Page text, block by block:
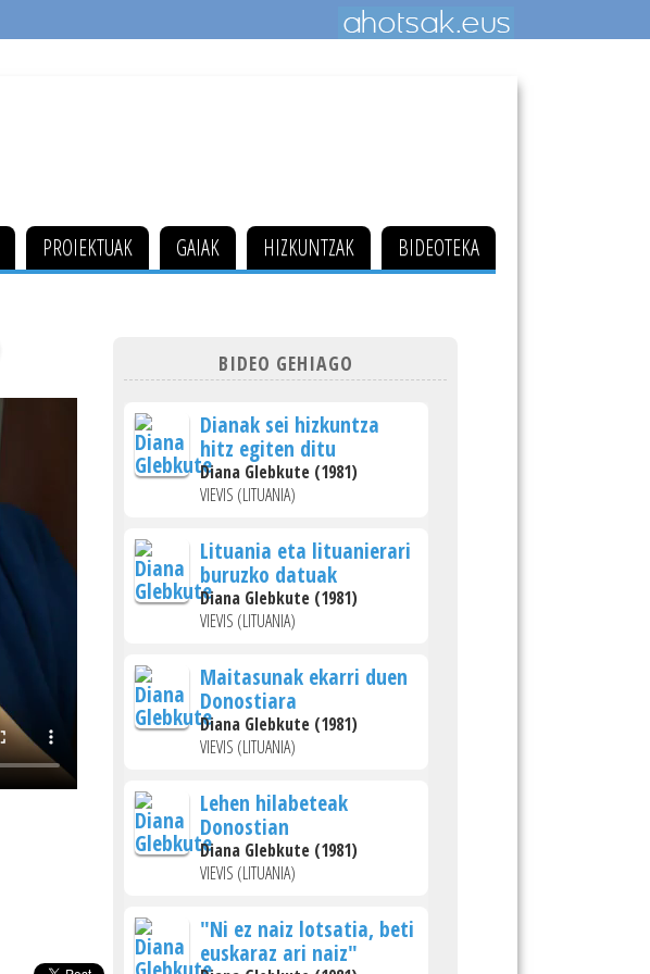
PROIEKTUAK GAIAK HIZKUNTZAK BIDEOTEKA
BIDEO GEHIAGO
Dianak sei hizkuntza
hitz egiten ditu
Diana Glebkute (1981)
VIEVIS (LITUANIA)
Lituania eta lituanierari
buruzko datuak
Diana Glebkute (1981)
VIEVIS (LITUANIA)
Maitasunak ekarri duen
Donostiara
Diana Glebkute (1981)
VIEVIS (LITUANIA)
Lehen hilabeteak
Donostian
Diana Glebkute (1981)
VIEVIS (LITUANIA)
"Ni ez naiz lotsatia, beti
euskaraz ari naiz"